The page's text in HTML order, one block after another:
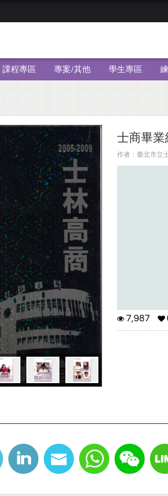
課程專區 專案/其他 學生專區
士商畢業
作者：臺北市立
7,987